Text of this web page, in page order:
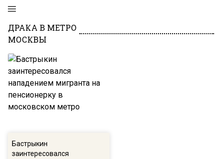
ДРАКА В МЕТРО
МОСКВЫ
Бастрыкин
заинтересовался